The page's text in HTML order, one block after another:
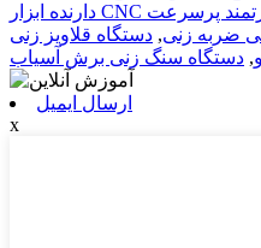
ضربه زنی,
, دستگاه سنگ زنی برش آسیاب
ارسال ایمیل
x